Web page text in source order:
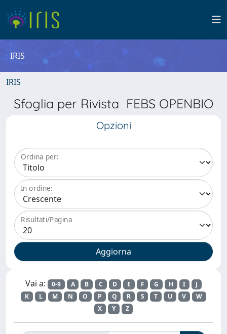
IRIS
IRIS
Sfoglia per Rivista FEBS OPENBIO
Opzioni
Ordina per:
In ordine:
Risultati/Pagina
Vai a: 0-9 A B C D E F G H I
J
K
L M N O P Q R S T U V
W
X
Y Z